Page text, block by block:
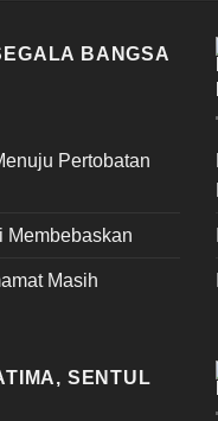
BANGSA
Pertobatan
Membebaskan
Masih
SENTUL